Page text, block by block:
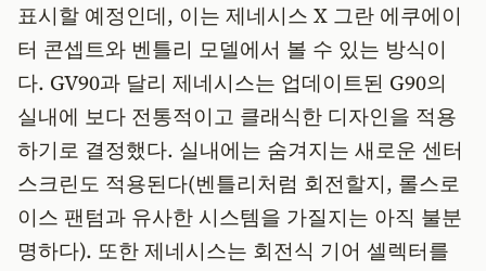
표시할 예정인데, 이는 제네시스 X 그란 에쿠에이
터 콘셉트와 벤틀리 모델에서 볼 수 있는 방식이
다. GV90과 달리 제네시스는 업데이트된 G90의
실내에 보다 전통적이고 클래식한 디자인을 적용
하기로 결정했다. 실내에는 숨겨지는 새로운 센터
스크린도 적용된다(벤틀리처럼 회전할지, 롤스로
이스 팬텀과 유사한 시스템을 가질지는 아직 불분
명하다). 또한 제네시스는 회전식 기어 셀렉터를